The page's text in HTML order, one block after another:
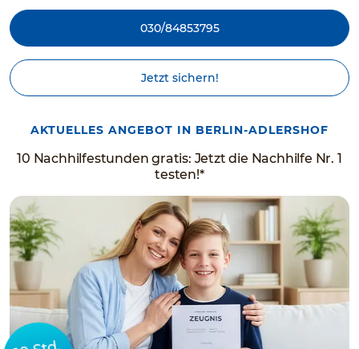
030/84853795
Jetzt sichern!
AKTUELLES ANGEBOT IN BERLIN-ADLERSHOF
10 Nachhilfestunden gratis: Jetzt die Nachhilfe Nr. 1
testen!*